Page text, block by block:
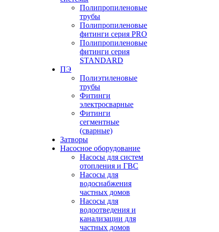
Полипропиленовые
трубы
Полипропиленовые
фитинги серия PRO
Полипропиленовые
фитинги серия
STANDARD
ПЭ
Полиэтиленовые
трубы
Фитинги
электросварные
Фитинги
сегментные
(сварные)
Затворы
Насосное оборудование
Насосы для систем
отопления и ГВС
Насосы для
водоснабжения
частных домов
Насосы для
водоотведения и
канализации для
частных домов